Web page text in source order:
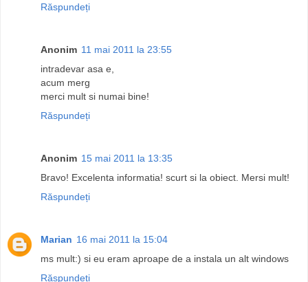
Răspundeți
Anonim 11 mai 2011 la 23:55
intradevar asa e,
acum merg
merci mult si numai bine!
Răspundeți
Anonim 15 mai 2011 la 13:35
Bravo! Excelenta informatia! scurt si la obiect. Mersi mult!
Răspundeți
Marian 16 mai 2011 la 15:04
ms mult:) si eu eram aproape de a instala un alt windows
Răspundeți